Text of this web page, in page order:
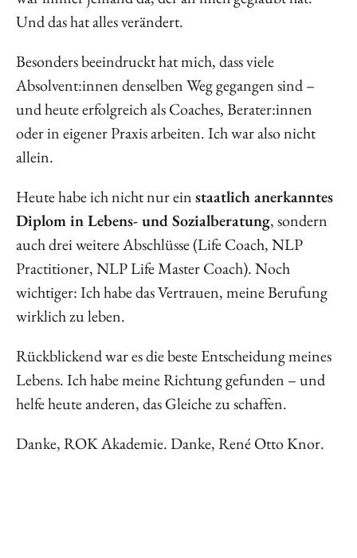
Und das hat alles verändert.
Besonders beeindruckt hat mich, dass viele
Absolvent:innen denselben Weg gegangen sind –
und heute erfolgreich als Coaches, Berater:innen
oder in eigener Praxis arbeiten. Ich war also nicht
allein.
Heute habe ich nicht nur einstaatlich anerkanntes
Diplom in Lebens- und Sozialberatung, sondern
auch drei weitere Abschlüsse (Life Coach, NLP
Practitioner, NLP Life Master Coach). Noch
wichtiger: Ich habe das Vertrauen, meine Berufung
wirklich zu leben.
Rückblickend war es die beste Entscheidung meines
Lebens. Ich habe meine Richtung gefunden – und
helfe heute anderen, das Gleiche zu schaffen.
Danke, ROK Akademie. Danke, René Otto Knor.